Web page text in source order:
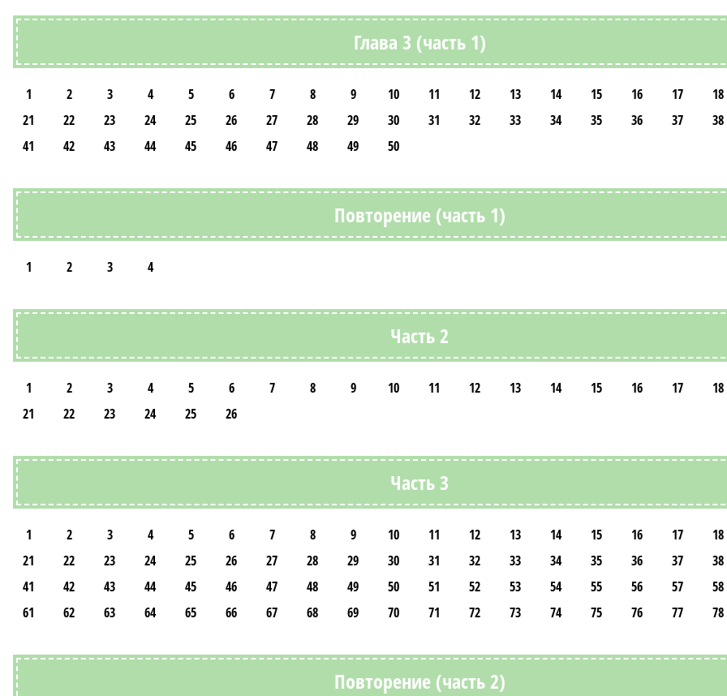
Глава 3 (часть 1)
1 2 3 4 5 6 7 8 9 10 11 12 13 14 15 16 17 18
21
22 23 24 25 26 27 28 29 30 31 32 33 34 35 36 37 38
41
42 43 44 45 46 47 48 49 50
Повторение (часть 1)
1 2 3 4
Часть 2
1 2 3 4 5 6 7 8 9 10 11 12 13 14 15 16 17 18
21
22 23 24 25 26
Часть 3
1 2 3 4 5 6 7 8 9 10 11 12 13 14 15 16 17 18
21
22 23 24 25 26 27 28 29 30 31 32 33 34 35 36 37 38
41
42 43 44 45 46 47 48 49 50 51 52 53 54 55 56 57 58
61
62 63 64 65 66 67 68 69 70 71 72 73 74 75 76 77 78
Повторение (часть 2)